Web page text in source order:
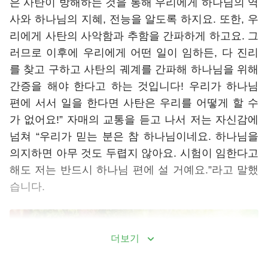
사와 하나님의 지혜, 전능을 알도록 하지요. 또한, 우
리에게 사탄의 사악함과 추함을 간파하게 하고요. 그
러므로 이후에 우리에게 어떤 일이 임하든, 다 진리
를 찾고 구하고 사탄의 궤계를 간파해 하나님을 위해
간증을 해야 한다고 하는 것입니다! 우리가 하나님
편에 서서 일을 한다면 사탄은 우리를 어떻게 할 수
가 없어요!” 자매의 교통을 듣고 나서 저는 자신감에
넘쳐 “우리가 믿는 분은 참 하나님이네요. 하나님을
의지하면 아무 것도 두렵지 않아요. 시험이 임한다고
해도 저는 반드시 하나님 편에 설 거예요.”라고 말했
습니다.
더보기